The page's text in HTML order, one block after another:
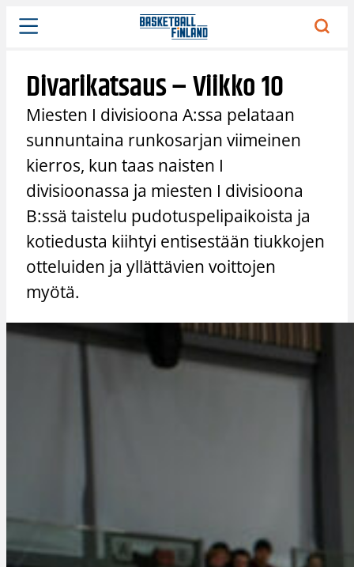
Siirry
sisältöön
Divarikatsaus – Viikko 10
Miesten I divisioona A:ssa pelataan
sunnuntaina runkosarjan viimeinen
kierros, kun taas naisten I
divisioonassa ja miesten I divisioona
B:ssä taistelu pudotuspelipaikoista ja
kotiedusta kiihtyi entisestään tiukkojen
otteluiden ja yllättävien voittojen
myötä.